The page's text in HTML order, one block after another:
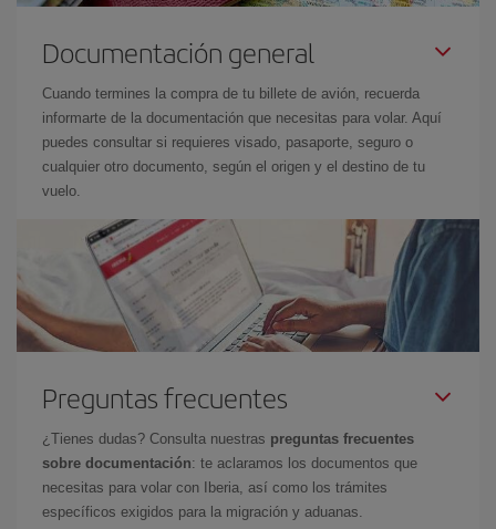
Documentación general
Cuando termines la compra de tu billete de avión, recuerda
informarte de la documentación que necesitas para volar. Aquí
puedes consultar si requieres visado, pasaporte, seguro o
cualquier otro documento, según el origen y el destino de tu
vuelo.
Preguntas frecuentes
¿Tienes dudas? Consulta nuestras preguntas frecuentes
sobre documentación: te aclaramos los documentos que
necesitas para volar con Iberia, así como los trámites
específicos exigidos para la migración y aduanas.